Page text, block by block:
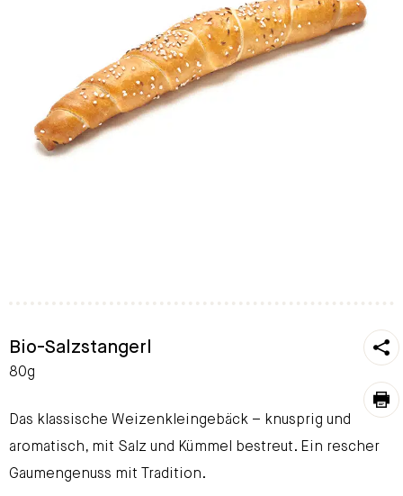
Bio-Salzstangerl
80g
Das klassische Weizenkleingebäck – knusprig und
aromatisch, mit Salz und Kümmel bestreut. Ein rescher
Gaumengenuss mit Tradition.